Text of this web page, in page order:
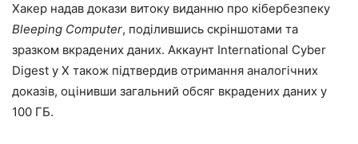
Хакер надав докази витоку виданню про кібербезпеку
Bleeping Computer, поділившись скріншотами та
зразком вкрадених даних. Аккаунт International Cyber ​​
Digest у X також підтвердив отримання аналогічних
доказів, оцінивши загальний обсяг вкрадених даних у
100 ГБ.